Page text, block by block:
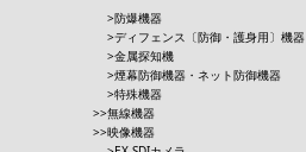
防爆機器
ディフェンス〔防御・護身用〕機器
金属探知機
煙幕防御機器・ネット防御機器
特殊機器
無線機器
映像機器